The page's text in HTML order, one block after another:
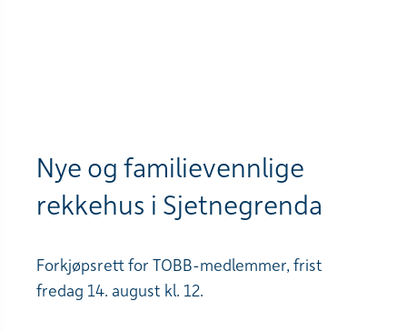
Nye og familievennlige
rekkehus i Sjetnegrenda
Forkjøpsrett for TOBB-medlemmer, frist
fredag 14. august kl. 12.